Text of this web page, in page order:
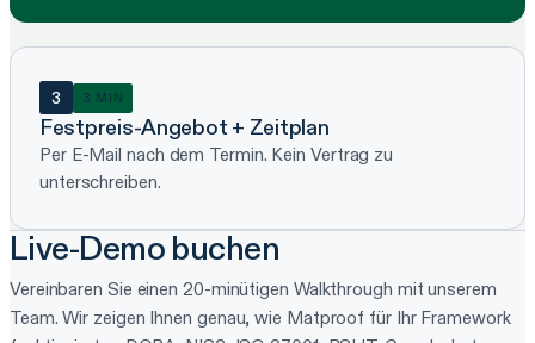
3 3 MIN
Festpreis-Angebot + Zeitplan
Per E-Mail nach dem Termin. Kein Vertrag zu
unterschreiben.
Live-Demo buchen
Vereinbaren Sie einen 20-minütigen Walkthrough mit unserem
Team. Wir zeigen Ihnen genau, wie Matproof für Ihr Framework